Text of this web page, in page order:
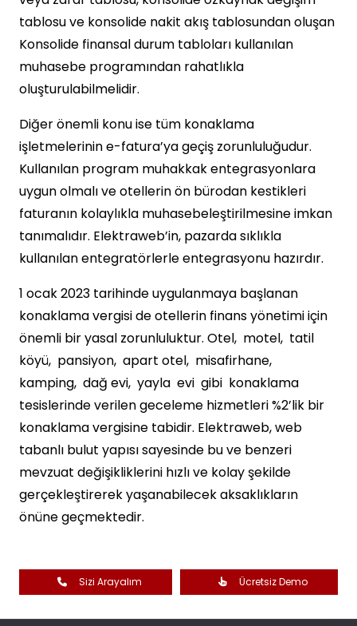
tablosu ve konsolide nakit akış tablosundan oluşan
Konsolide finansal durum tabloları kullanılan
muhasebe programından rahatlıkla
oluşturulabilmelidir.
Diğer önemli konu ise tüm konaklama
işletmelerinin e-fatura’ya geçiş zorunluluğudur.
Kullanılan program muhakkak entegrasyonlara
uygun olmalı ve otellerin ön bürodan kestikleri
faturanın kolaylıkla muhasebeleştirilmesine imkan
tanımalıdır. Elektraweb’in, pazarda sıklıkla
kullanılan entegratörlerle entegrasyonu hazırdır.
1 ocak 2023 tarihinde uygulanmaya başlanan
konaklama vergisi de otellerin finans yönetimi için
önemli bir yasal zorunluluktur. Otel, motel, tatil
köyü, pansiyon, apart otel, misafirhane,
kamping, dağ evi, yayla evi gibi konaklama
tesislerinde verilen geceleme hizmetleri %2’lik bir
konaklama vergisine tabidir. Elektraweb, web
tabanlı bulut yapısı sayesinde bu ve benzeri
mevzuat değişikliklerini hızlı ve kolay şekilde
gerçekleştirerek yaşanabilecek aksaklıkların
önüne geçmektedir.
Sizi Arayalım Ücretsiz Demo